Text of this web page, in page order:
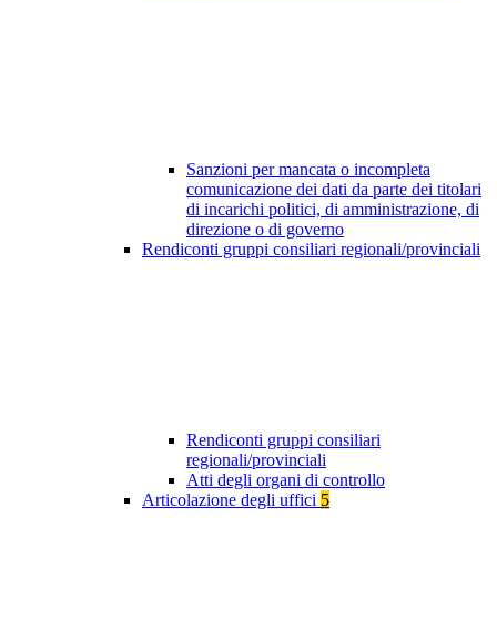
Sanzioni per mancata o incompleta
comunicazione dei dati da parte dei titolari
di incarichi politici, di amministrazione, di
direzione o di governo
Rendiconti gruppi consiliari regionali/provinciali
Rendiconti gruppi consiliari
regionali/provinciali
Atti degli organi di controllo
Articolazione degli uffici 5